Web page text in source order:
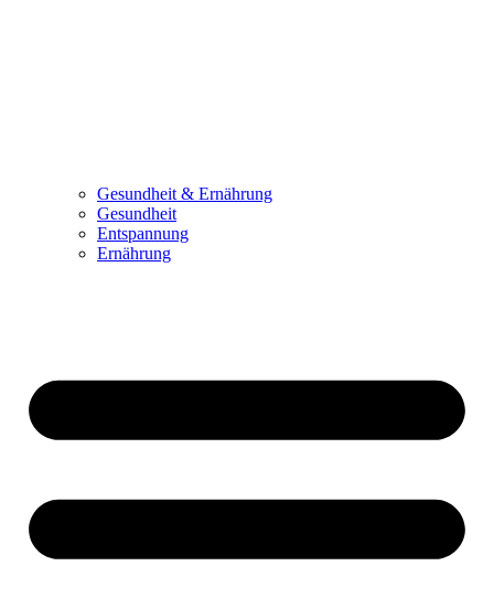
Gesundheit & Ernährung
Gesundheit
Entspannung
Ernährung